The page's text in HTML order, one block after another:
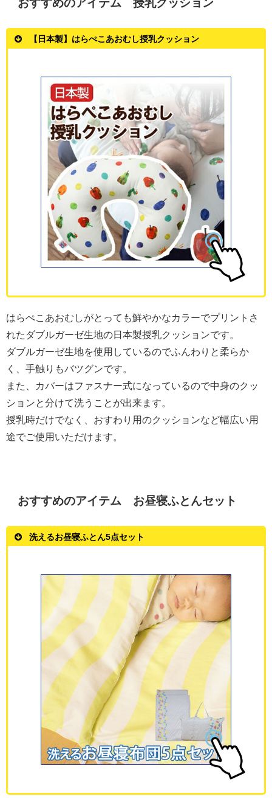
おすすめのアイテム 授乳クッション
【日本製】はらぺこあおむし授乳クッション
はらぺこあおむしがとっても鮮やかなカラーでプリントさ
れたダブルガーゼ生地の日本製授乳クッションです。
ダブルガーゼ生地を使用しているのでふんわりと柔らか
く、手触りもバツグンです。
また、カバーはファスナー式になっているので中身のクッ
ションと分けて洗うことが出来ます。
授乳時だけでなく、おすわり用のクッションなど幅広い用
途でご使用いただけます。
おすすめのアイテム お昼寝ふとんセット
洗えるお昼寝ふとん5点セット